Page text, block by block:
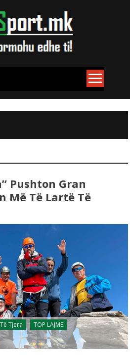
Pushton Gran
Më Të Lartë Të
Të Tjera TOP LAJME